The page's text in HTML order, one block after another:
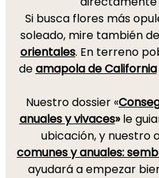
Si busca flores más
soleado, mire también
orientales. En terreno
deamapola de California
Nuestro dossier «
anuales y vivaces»le
ubicación, y nuestro
comunes y anuales:
ayudará a empezar